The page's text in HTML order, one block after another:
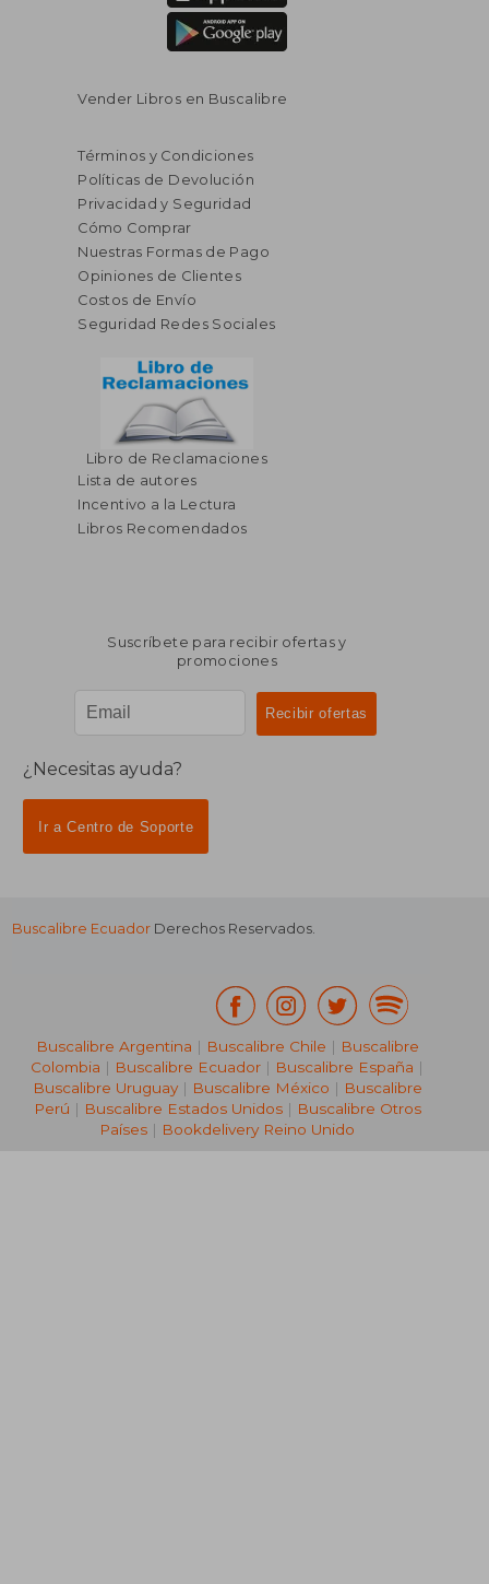
45%
dcto.
$ 39.93
$ 21.96
Vender Libros en Buscalibre
Términos y Condiciones
Políticas de Devolución
Privacidad y Seguridad
Cómo Comprar
Nuestras Formas de Pago
Opiniones de Clientes
Costos de Envío
Seguridad Redes Sociales
Libro de Reclamaciones
Lista de autores
Incentivo a la Lectura
Libros Recomendados
Suscríbete para recibir ofertas y
promociones
¿Necesitas ayuda?
Ir a Centro de Soporte
Buscalibre Ecuador Derechos Reservados.
Buscalibre Argentina | Buscalibre Chile | Buscalibre
Colombia | Buscalibre Ecuador | Buscalibre España |
Buscalibre Uruguay| Buscalibre México | Buscalibre
Perú | Buscalibre Estados Unidos| Buscalibre Otros
Países | Bookdelivery Reino Unido